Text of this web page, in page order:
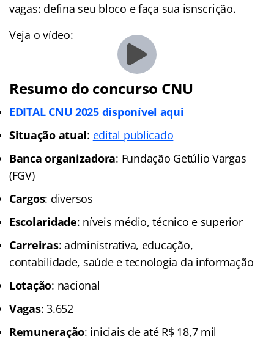
vagas: defina seu bloco e faça sua isnscrição.
Veja o vídeo:
Resumo do concurso CNU
EDITAL CNU 2025 disponível aqui
Situação atual: edital publicado
Banca organizadora: Fundação Getúlio Vargas
(FGV)
Cargos: diversos
Escolaridade: níveis médio, técnico e superior
Carreiras: administrativa, educação,
contabilidade, saúde e tecnologia da informação
Lotação: nacional
Vagas: 3.652
Remuneração: iniciais de até R$ 18,7 mil